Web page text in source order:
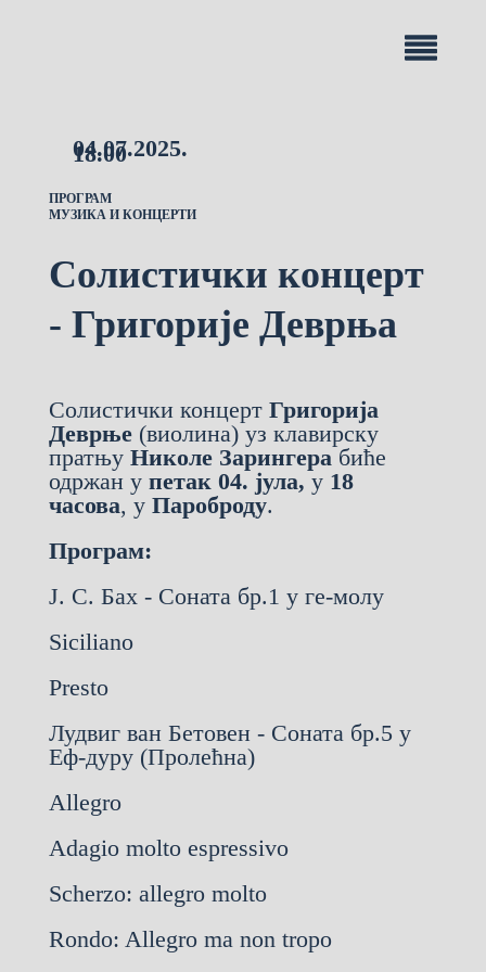
04.07.2025.
18.00
ПРОГРАМ
МУЗИКА И КОНЦЕРТИ
Солистички концерт
- Григорије Деврња
Солистички концертГригорија
Деврње(виолина) уз клавирску
пратњу Николе Зарингерабиће
одржан у петак 04. јула, у 18
часова, у Пароброду.
Програм:
Ј. С. Бах - Соната бр.1 у ге-молу
Siciliano
Presto
Лудвиг ван Бетовен - Соната бр.5 у
Еф-дуру (Пролећна)
Allegro
Аdagio molto espressivo
Scherzo: allegro molto
Rondo: Allegro ma non tropo